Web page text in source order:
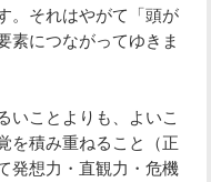
。それはやがて「頭が
素につながってゆきま
いことよりも、よいこ
を積み重ねること（正
発想力・直観力・危機